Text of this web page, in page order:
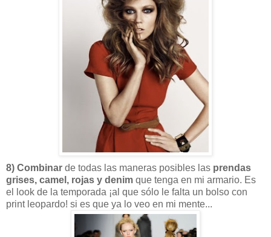
8) Combinar de todas las maneras posibles las prendas
grises, camel, rojas y denim que tenga en mi armario. Es
el look de la temporada ¡al que sólo le falta un bolso con
print leopardo! si es que ya lo veo en mi mente...